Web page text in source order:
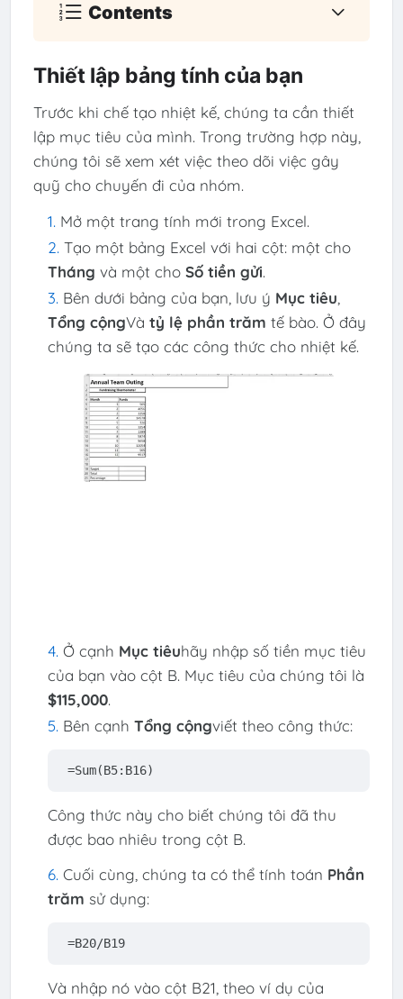
Contents
Thiết lập bảng tính của bạn
Trước khi chế tạo nhiệt kế, chúng ta cần thiết
lập mục tiêu của mình. Trong trường hợp này,
chúng tôi sẽ xem xét việc theo dõi việc gây
quỹ cho chuyến đi của nhóm.
Mở một trang tính mới trong Excel.
Tạo một bảng Excel với hai cột: một cho
Tháng và một cho Số tiền gửi.
Bên dưới bảng của bạn, lưu ý Mục tiêu
Tổng cộngVà tỷ lệ phần trăm tế bào. Ở đây
chúng ta sẽ tạo các công thức cho nhiệt kế.
Ở cạnh Mục tiêuhãy nhập số tiền mục tiêu
của bạn vào cột B. Mục tiêu của chúng tôi là
$115,000.
Bên cạnh Tổng cộngviết theo công thức:
=Sum(B5:B16)
Công thức này cho biết chúng tôi đã thu
được bao nhiêu trong cột B.
Cuối cùng, chúng ta có thể tính toán Phần
trăm sử dụng:
=B20/B19
Và nhập nó vào cột B21, theo ví dụ của